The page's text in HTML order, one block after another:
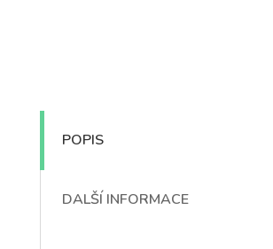
POPIS
DALŠÍ INFORMACE